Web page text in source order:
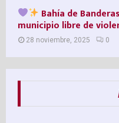
Bahía de
municipio libre de
28 noviembre, 2025 0